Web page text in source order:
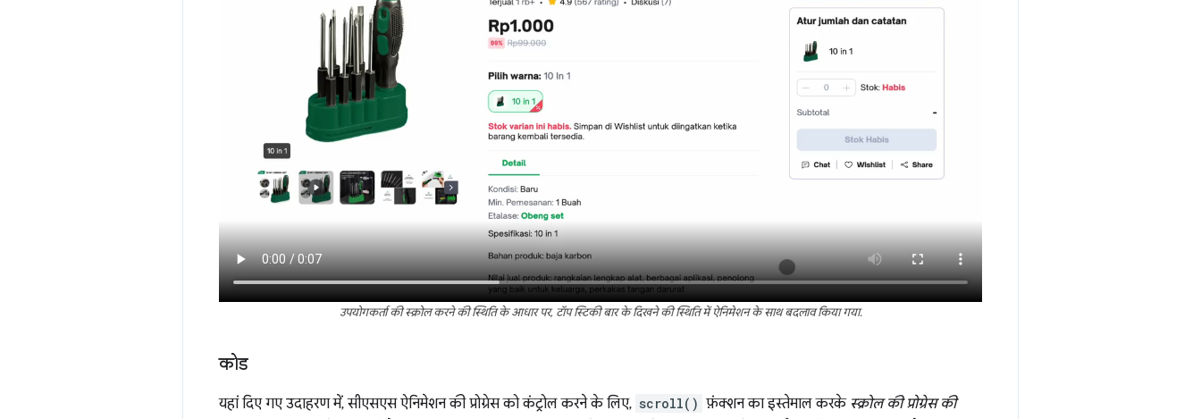
उपयोगकर्ता की स्क्रोल करने की स्थिति के आधार पर, टॉप स्टिकी बार के दिखने की स्थिति में ऐनिमेशन के साथ बदलाव किया गया.
कोड
यहां दिए गए उदाहरण में, सीएसएस ऐनिमेशन की प्रोग्रेस को कंट्रोल करने के लिए, scroll() फ़ंक्शन का इस्तेमाल करके स्क्रोल की प्रोग्रेस की